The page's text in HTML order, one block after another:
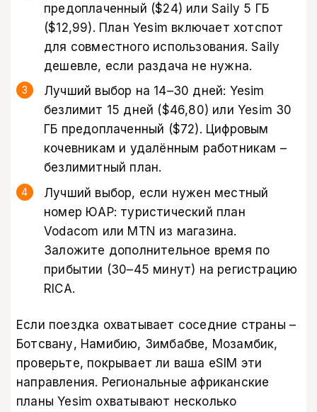
предоплаченный ($24) или Saily 5 ГБ
($12,99). План Yesim включает хотспот
для совместного использования. Saily
дешевле, если раздача не нужна.
Лучший выбор на 14–30 дней: Yesim
безлимит 15 дней ($46,80) или Yesim 30
ГБ предоплаченный ($72). Цифровым
кочевникам и удалённым работникам –
безлимитный план.
Лучший выбор, если нужен местный
номер ЮАР: туристический план
Vodacom или MTN из магазина.
Заложите дополнительное время по
прибытии (30–45 минут) на регистрацию
RICA.
Если поездка охватывает соседние страны –
Ботсвану, Намибию, Зимбабве, Мозамбик,
проверьте, покрывает ли ваша eSIM эти
направления. Региональные африканские
планы Yesim охватывают несколько